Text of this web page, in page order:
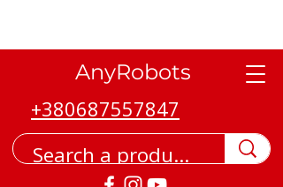
AnyRobots
+380687557847